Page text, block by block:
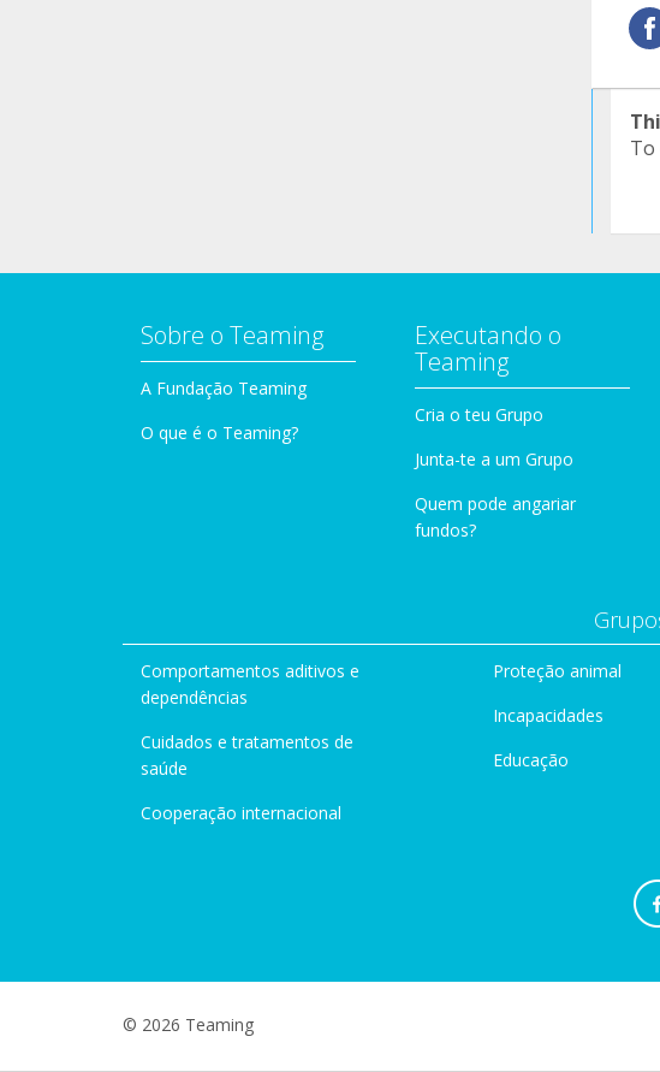
To
Sobre o Teaming
A Fundação Teaming
O que é o Teaming?
Executando o
Teaming
Cria o teu Grupo
Junta-te a um Grupo
Quem pode angariar
fundos?
Comportamentos aditivos e
dependências
Cuidados e tratamentos de
saúde
Cooperação internacional
Proteção animal
Incapacidades
Educação
© 2026 Teaming